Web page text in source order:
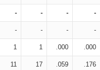
- - - -
- - - -
1 1 .000 .000
11 17 .059 .176